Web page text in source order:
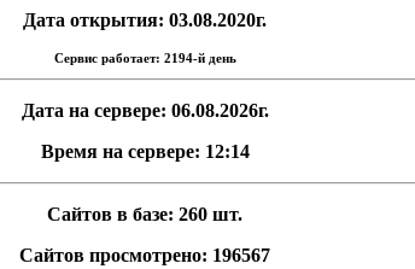
Дата открытия: 03.08.2020г.
Сервис работает: 2194-й день
Дата на сервере: 06.08.2026г.
Время на сервере: 12:14
Сайтов в базе: 260 шт.
Сайтов просмотрено: 196567